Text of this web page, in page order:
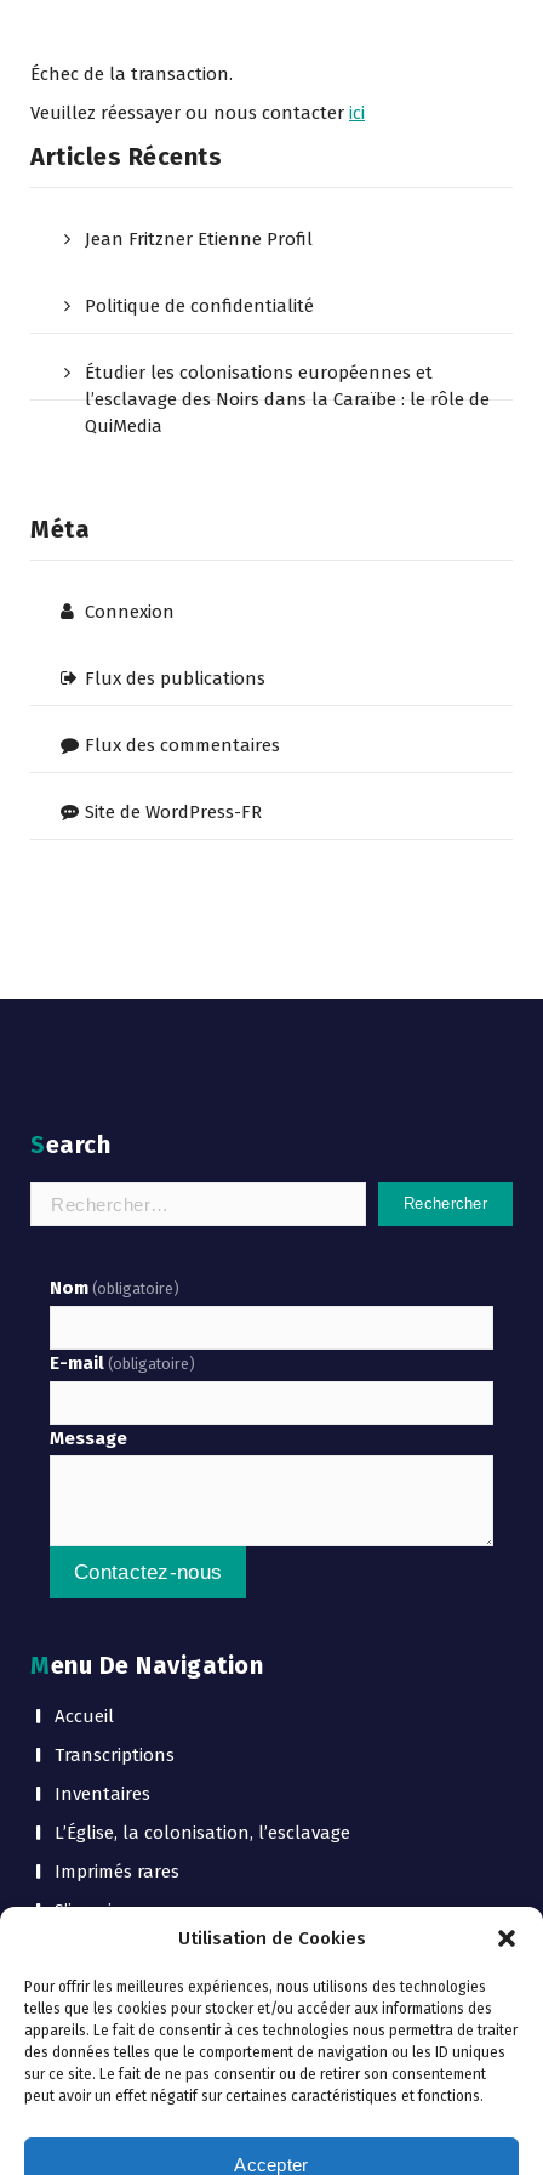
Utilisation de Cookies
Pour offrir les meilleures expériences, nous utilisons des technologies
telles que les cookies pour stocker et/ou accéder aux informations des
appareils. Le fait de consentir à ces technologies nous permettra de traiter
des données telles que le comportement de navigation ou les ID uniques
sur ce site. Le fait de ne pas consentir ou de retirer son consentement
peut avoir un effet négatif sur certaines caractéristiques et fonctions.
Accepter
Échec de la transaction.
Veuillez réessayer ou nous contacter ici
Articles Récents
Jean Fritzner Etienne Profil
Politique de confidentialité
Étudier les colonisations européennes et
l’esclavage des Noirs dans la Caraïbe : le rôle de
QuiMedia
Méta
Connexion
Flux des publications
Flux des commentaires
Site de WordPress-FR
Search
Rechercher :
Nom (obligatoire)
E-mail (obligatoire)
Message
Contactez-nous
Menu De Navigation
Accueil
Transcriptions
Inventaires
L’Église, la colonisation, l’esclavage
Imprimés rares
S’inscrire
QuiMedia Asso
Politique de confidentialité - Mentions